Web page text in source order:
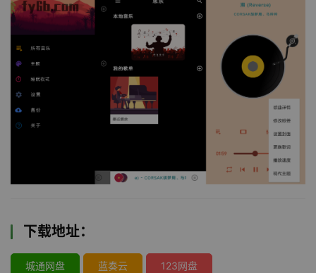
下载地址：
城通网盘 蓝奏云 123网盘